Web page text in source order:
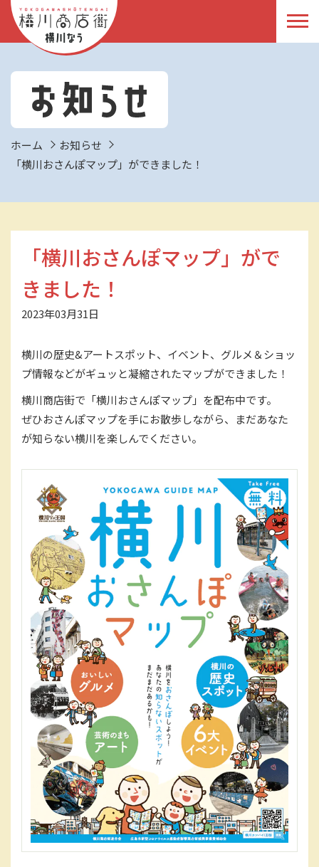
ホーム
お知らせ
「横川おさんぽマップ」ができました！
「横川おさんぽマップ」がで
きました！
2023年03月31日
横川の歴史&アートスポット、 イベン ト、 グルメ ＆ショ ッ
プ情報などがギュッと凝縮されたマップができました！
横川商店街で「横川おさんぽマップ」を配布中です。
ぜひおさんぽマップを手にお散歩しながら、まだあなた
が知らない横川を楽しんでください。